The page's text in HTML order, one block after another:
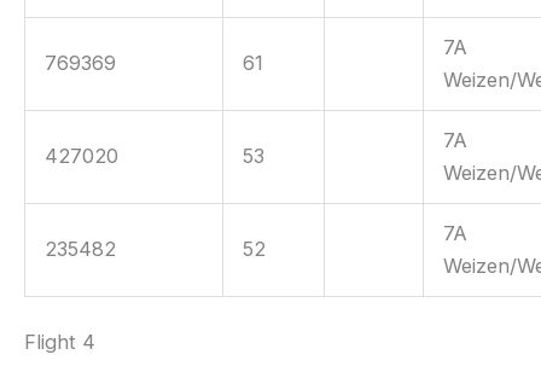
769369 61
7A
Weizen/
427020 53
7A
Weizen/
235482 52
7A
Weizen/
Flight 4